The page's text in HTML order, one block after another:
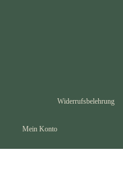
Widerrufsbelehrung
Mein Konto